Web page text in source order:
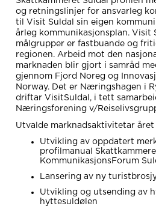
og retningslinjer for ansvarleg
til Visit Suldal sin eigen
årleg kommunikasjonsplan. Visit
målgrupper er fastbuande og
regionen. Arbeid mot den
marknaden blir gjort i samråd
gjennom Fjord Noreg og
Norway. Det er Næringshagen i
driftar VisitSuldal, i tett
Næringsforening v/
Utvalde marknadsaktivitetar året
Utvikling av oppdatert
profilmanual
KommunikasjonsForum
Lansering av ny
Utvikling og utsending av
hyttesuldølen